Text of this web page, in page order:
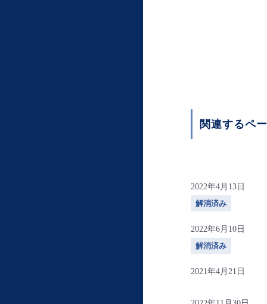
関連するペ
2022年4月13日
解消済み
2022年6月10日
解消済み
2021年4月21日